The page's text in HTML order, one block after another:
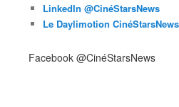
LinkedIn @CinéStarsNews
Le Daylimotion CinéStarsNews
Facebook @CinéStarsNews